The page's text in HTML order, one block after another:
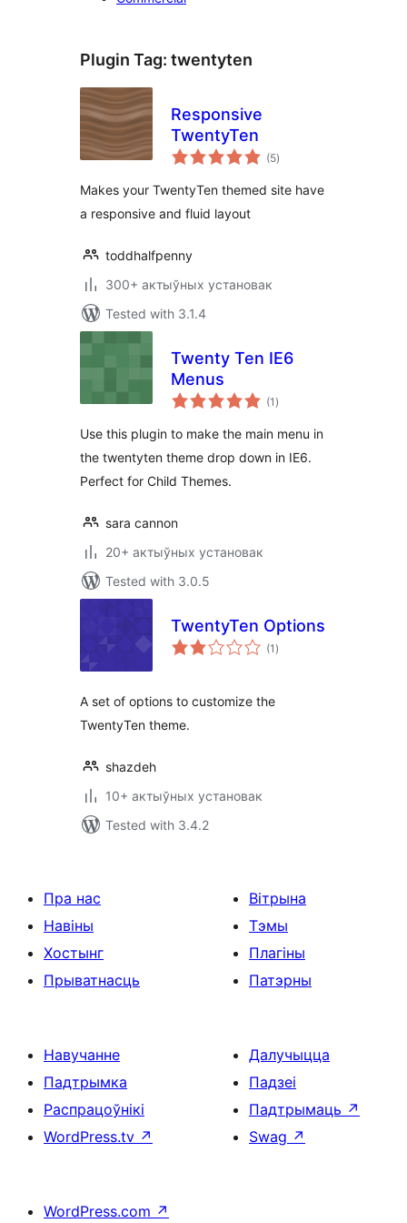
Plugin Tag: twentyten
Responsive
TwentyTen
(5total
ratings
)
Makes your TwentyTen themed site have
a responsive and fluid layout
toddhalfpenny
300+ актыўных установак
Tested with 3.1.4
Twenty Ten IE6
Menus
(1 total
ratings
)
Use this plugin to make the main menu in
the twentyten theme drop down in IE6.
Perfect for Child Themes.
sara cannon
20+ актыўных установак
Tested with 3.0.5
TwentyTen Options
(1 total
ratings
)
A set of options to customize the
TwentyTen theme.
shazdeh
10+ актыўных установак
Tested with 3.4.2
Пра нас
Навіны
Хостынг
Прыватнасць
Вітрына
Тэмы
Плагіны
Патэрны
Навучанне
Падтрымка
Распрацоўнікі
WordPress.tv ↗
Далучыцца
Падзеі
Падтрымаць ↗
Swag ↗
WordPress.com ↗